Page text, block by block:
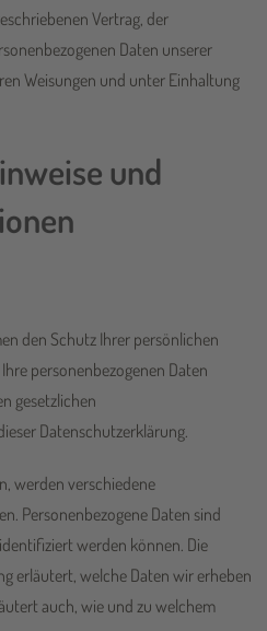
Vertrag, der
Daten unserer
Weisungen und unter Einhaltung
und
den Schutz Ihrer persönlichen
personenbezogenen Daten
gesetzlichen
Datenschutzerklärung.
werden verschiedene
Personenbezogene Daten sind
werden können. Die
erläutert, welche Daten wir erheben
auch, wie und zu welchem